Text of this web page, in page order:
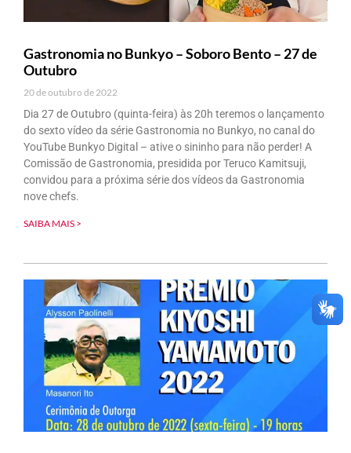
Gastronomia no Bunkyo – Soboro Bento – 27 de
Outubro
20 de outubro de 2022
Dia 27 de Outubro (quinta-feira) às 20h teremos o lançamento
do sexto vídeo da série Gastronomia no Bunkyo, no canal do
YouTube Bunkyo Digital – ative o sininho para não perder! A
Comissão de Gastronomia, presidida por Teruco Kamitsuji,
convidou para a próxima série dos vídeos da Gastronomia
nove chefs.
SAIBA MAIS >